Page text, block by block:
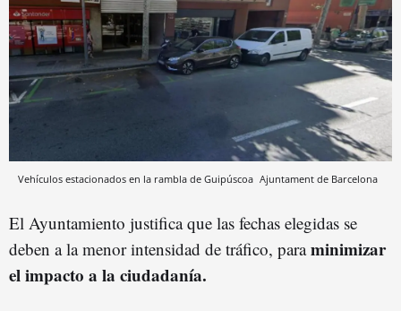
Vehículos estacionados en la rambla de Guipúscoa Ajuntament de Barcelona
El Ayuntamiento justifica que las fechas elegidas se
deben a la menor intensidad de tráfico, paraminimizar
el impacto a la ciudadanía.